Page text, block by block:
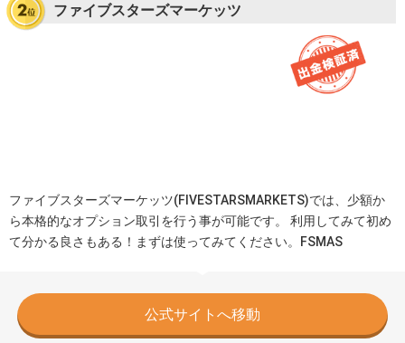
ファイブスターズマーケッツ
ファイブスターズマーケッツ(FIVESTARSMARKETS)では、少額か
ら本格的なオプション取引を行う事が可能です。 利用してみて初め
て分かる良さもある！まずは使ってみてください。FSMAS
公式サイトへ移動